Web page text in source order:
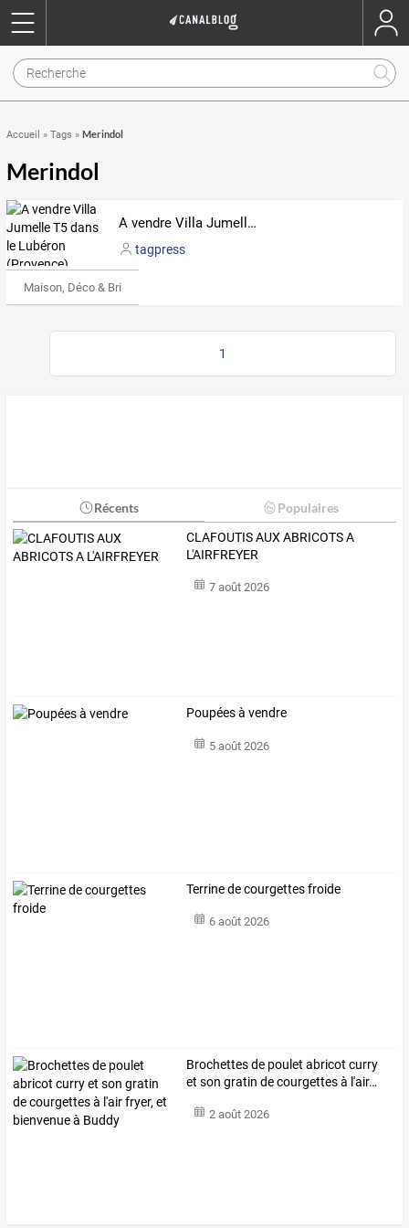
Accueil » Tags » Merindol
Merindol
A vendre Villa Jumelle T5 dans le Lubéron (Provence)
tagpress
Maison, Déco & Bricolage
1
Récents Populaires
CLAFOUTIS AUX ABRICOTS A
L'AIRFREYER
7 août 2026
Poupées à vendre
5 août 2026
Terrine de courgettes froide
6 août 2026
Brochettesde poulet abricot curry
et son gratin decourgettesà l'air…
2 août 2026